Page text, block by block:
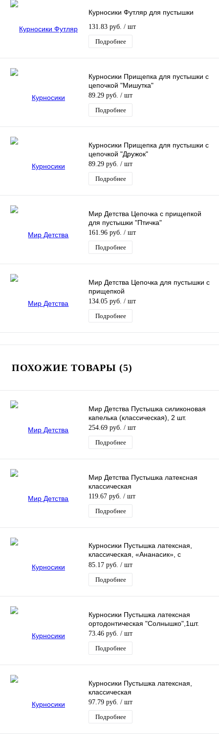
Курносики Футляр для пустышки
131.83 руб. / шт
Подробнее
Курносики Прищепка для пустышки с
цепочкой "Мишутка"
89.29 руб. / шт
Подробнее
Курносики Прищепка для пустышки с
цепочкой "Дружок"
89.29 руб. / шт
Подробнее
Мир Детства Цепочка с прищепкой
для пустышки "Птичка"
161.96 руб. / шт
Подробнее
Мир Детства Цепочка для пустышки с
прищепкой
134.05 руб. / шт
Подробнее
ПОХОЖИЕ ТОВАРЫ (5)
Мир Детства Пустышка силиконовая
капелька (классическая), 2 шт.
254.69 руб. / шт
Подробнее
Мир Детства Пустышка латексная
классическая
119.67 руб. / шт
Подробнее
Курносики Пустышка латексная,
классическая, «Ананасик», с
изогнутым нагубником, 1шт.
85.17 руб. / шт
Подробнее
Курносики Пустышка латексная
ортодонтическая "Солнышко",1шт.
73.46 руб. / шт
Подробнее
Курносики Пустышка латексная,
классическая
97.79 руб. / шт
Подробнее